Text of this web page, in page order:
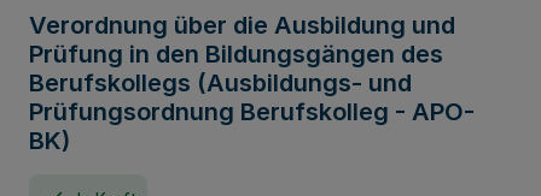
Verordnung über die Ausbildung und
Prüfung in den Bildungsgängen des
Berufskollegs (Ausbildungs- und
Prüfungsordnung Berufskolleg - APO-
BK)